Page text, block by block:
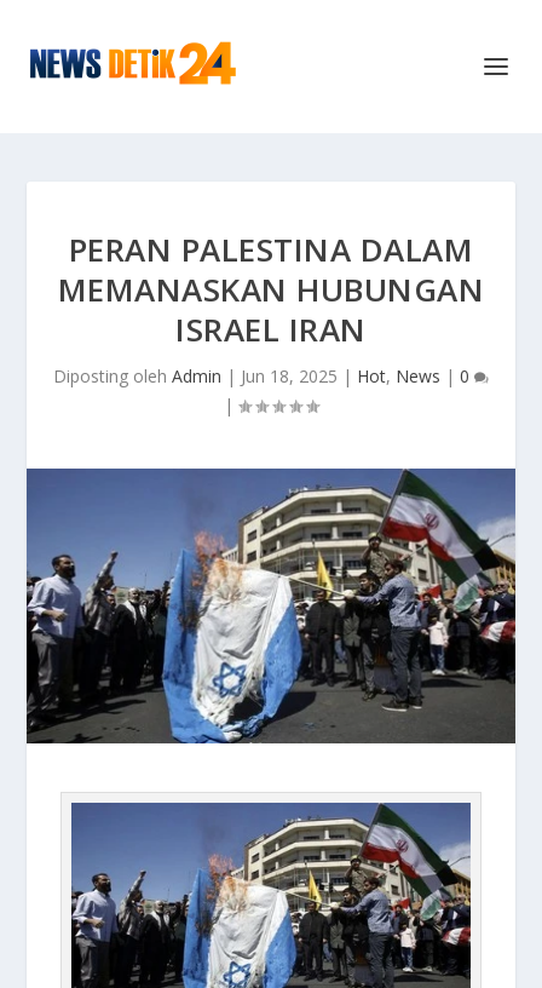
PERAN PALESTINA DALAM
MEMANASKAN HUBUNGAN
ISRAEL IRAN
Diposting oleh Admin | Jun 18, 2025 | Hot, News | 0
|